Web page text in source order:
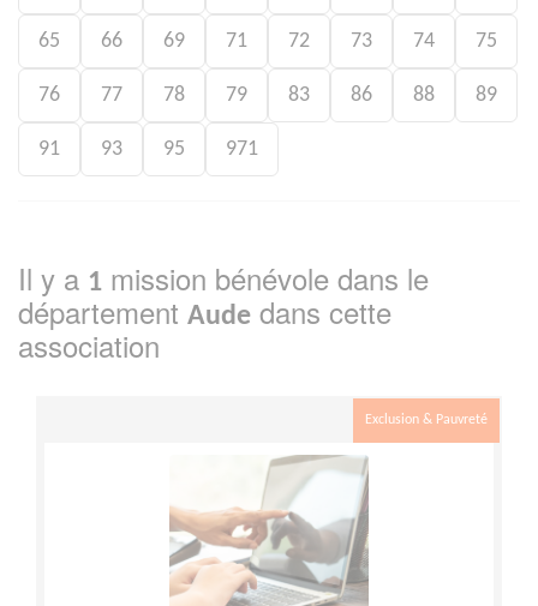
65 66 69 71 72 73 74 75
76 77 78 79 83 86 88 89
91 93 95 971
Il y a 1 mission bénévole dans le
département Aude dans cette
association
Exclusion & Pauvreté